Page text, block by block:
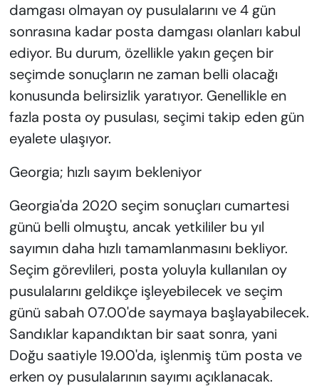
damgası olmayan oy pusulalarını ve 4 gün
sonrasına kadar posta damgası olanları kabul
ediyor. Bu durum, özellikle yakın geçen bir
seçimde sonuçların ne zaman belli olacağı
konusunda belirsizlik yaratıyor. Genellikle en
fazla posta oy pusulası, seçimi takip eden gün
eyalete ulaşıyor.
Georgia; hızlı sayım bekleniyor
Georgia'da 2020 seçim sonuçları cumartesi
günü belli olmuştu, ancak yetkililer bu yıl
sayımın daha hızlı tamamlanmasını bekliyor.
Seçim görevlileri, posta yoluyla kullanılan oy
pusulalarını geldikçe işleyebilecek ve seçim
günü sabah 07.00'de saymaya başlayabilecek.
Sandıklar kapandıktan bir saat sonra, yani
Doğu saatiyle 19.00'da, işlenmiş tüm posta ve
erken oy pusulalarının sayımı açıklanacak.